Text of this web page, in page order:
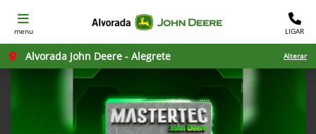
menu LIGAR
Alvorada John Deere - Alegrete Alterar